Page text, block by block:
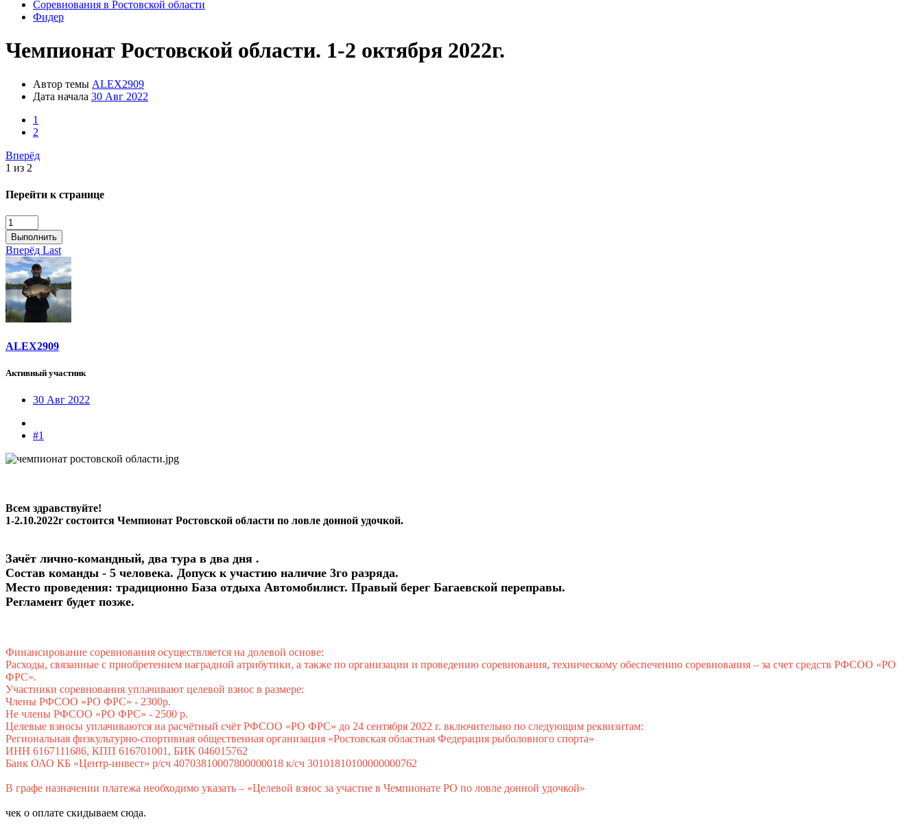
Соревнования в Ростовской области
Фидер
Чемпионат Ростовской области. 1-2 октября 2022г.
Автор темы ALEX2909
Дата начала 30 Авг 2022
1
2
Вперёд
1 из 2
Перейти к странице
Выполнить
Вперёд Last
ALEX2909
Активный участник
30 Авг 2022
#1
Всем здравствуйте!
1-2.10.2022г состоится Чемпионат Ростовской области по ловле донной удочкой.
Зачёт лично-командный, два тура в два дня .
Состав команды - 5 человека. Допуск к участию наличие 3го разряда.
Место проведения: традиционно База отдыха Автомобилист. Правый берег Багаевской переправы.
Регламент будет позже.
Финансирование соревнования осуществляется на долевой основе:
Расходы, связанные с приобретением наградной атрибутики, а также по организации и проведению соревнования, техническому обеспечению соревнования – за счет средств РФСОО «РО
ФРС».
Участники соревнования уплачивают целевой взнос в размере:
Члены РФСОО «РО ФРС» - 2300р.
Не члены РФСОО «РО ФРС» - 2500 р.
Целевые взносы уплачиваются на расчётный счёт РФСОО «РО ФРС» до 24 сентября 2022 г. включительно по следующим реквизитам:
Региональная физкультурно-спортивная общественная организация «Ростовская областная Федерация рыболовного спорта»
ИНН 6167111686, КПП 616701001, БИК 046015762
Банк ОАО КБ «Центр-инвест» р/сч 40703810007800000018 к/сч 30101810100000000762
В графе назначении платежа необходимо указать – «Целевой взнос за участие в Чемпионате РО по ловле донной удочкой»
чек о оплате скидываем сюда.